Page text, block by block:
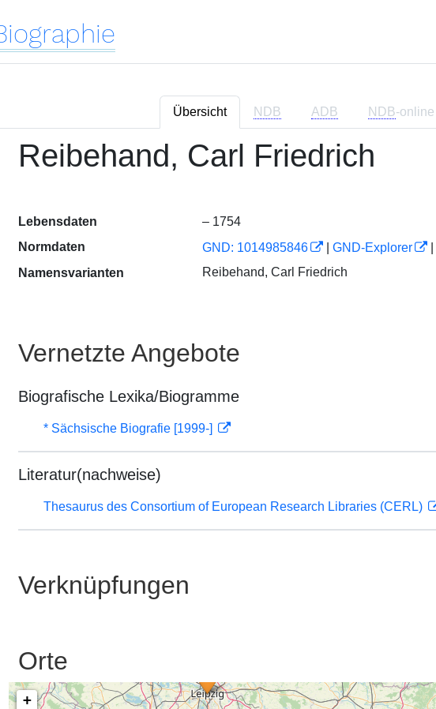
Übersicht NDB ADB NDB-online
Reibehand, Carl Friedrich
Lebensdaten
– 1754
Normdaten
GND: 1014985846 GND-Explorer
Namensvarianten
Reibehand, Carl Friedrich
Vernetzte Angebote
Biografische Lexika/Biogramme
* Sächsische Biografie [1999-]
Literatur(nachweise)
Thesaurus des Consortium of European Research Libraries (CERL)
Verknüpfungen
Orte
+